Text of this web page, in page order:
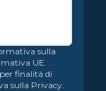
sulla
UE.
finalità di
sulla Privacy.